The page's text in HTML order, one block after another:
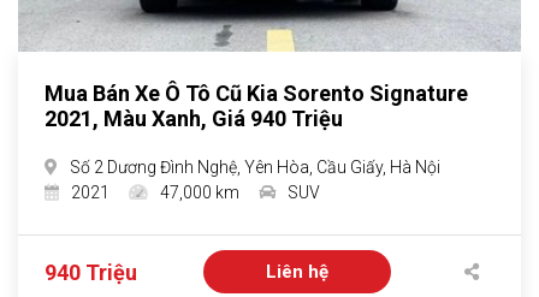
Mua Bán Xe Ô Tô Cũ Kia Sorento Signature
2021, Màu Xanh, Giá 940 Triệu
Số 2 Dương Đình Nghệ, Yên Hòa, Cầu Giấy, Hà Nội
2021
47,000 km SUV
940 Triệu Liên hệ